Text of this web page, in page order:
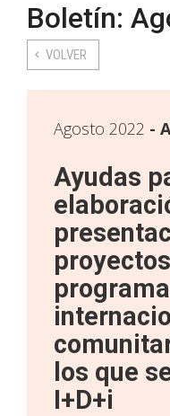
Boletín:
VOLVER
Agosto 2022
Ayudas
los que
I+D+i